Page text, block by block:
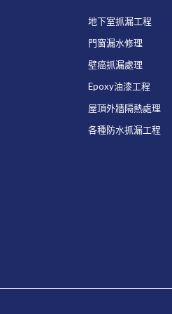
地下室抓漏工程
門窗漏水修理
壁癌抓漏處理
Epoxy油漆工程
屋頂外牆隔熱處理
各種防水抓漏工程